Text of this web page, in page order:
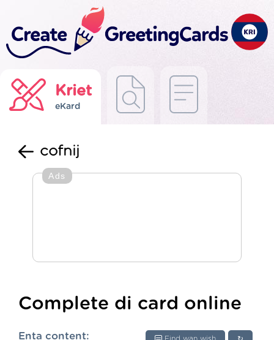
Kriet
eKard
cofnij
Ads
Complete di card online
Enta content: